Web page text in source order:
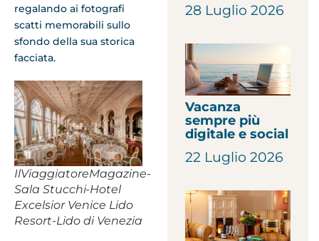
regalando ai fotografi
scatti memorabili sullo
sfondo della sua storica
facciata.
IlViaggiatoreMagazine-
Sala Stucchi-Hotel
Excelsior Venice Lido
Resort-Lido di Venezia
28 Luglio 2026
Vacanza
sempre più
digitale e social
22 Luglio 2026